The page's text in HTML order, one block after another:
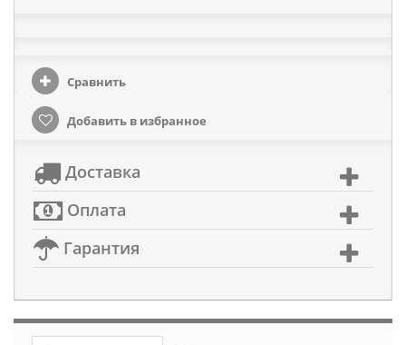
Сравнить
Добавить в избранное
Доставка
Оплата
Гарантия